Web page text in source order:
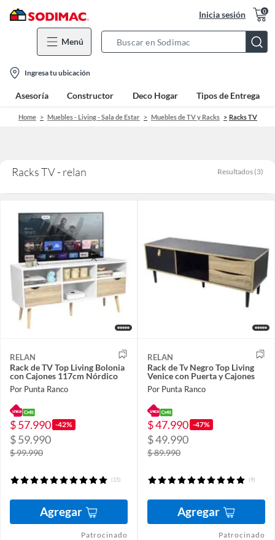
Inicia sesión 0
Menú
Bar
location-
icon
Ingresa tu ubicación
Asesoría Constructor Deco Hogar Tipos de Entrega
Home Muebles - Living - Sala de Estar Muebles de TV y Racks Racks TV
Racks TV - relan Resultados (3)
RELAN
Rack de TV Top Living Bolonia
con Cajones 117cm Nórdico
Por Punta Ranco
$ 57.990 -42%
$ 59.990
$ 99.990
(15)
Agregar
Patrocinado
RELAN
Rack de Tv Negro Top Living
Venice con Puerta y Cajones
Por Punta Ranco
$ 47.990 -47%
$ 49.990
$ 89.990
(9)
Agregar
Patrocinado